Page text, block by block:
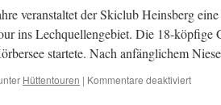
veranstaltet der Skiclub Heinsberg
ins Lechquellengebiet. Die 18-köpfige
startete. Nach anfänglichem
Hüttentouren | Kommentare deaktiviertfür